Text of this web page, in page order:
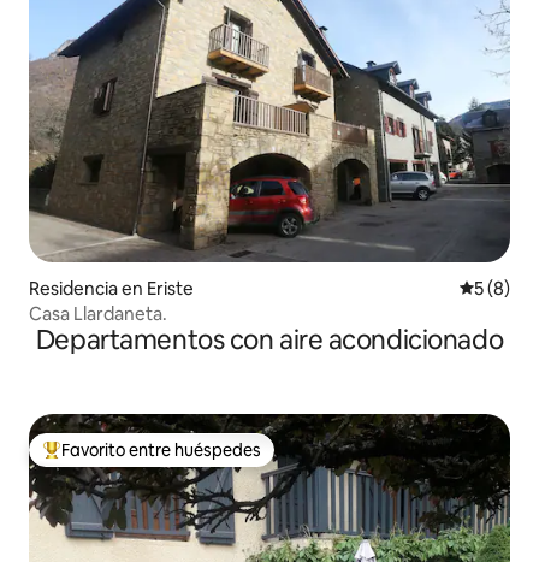
Residencia en Eriste
5 (8)
Casa Llardaneta.
Departamentos con aire acondicionado
De los mejores en Favorito entre huéspedes
Favorito entre huéspedes